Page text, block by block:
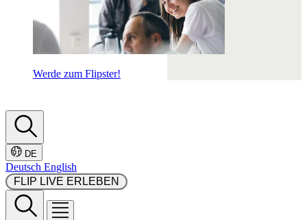
Werde zum Flipster!
DE
Deutsch English